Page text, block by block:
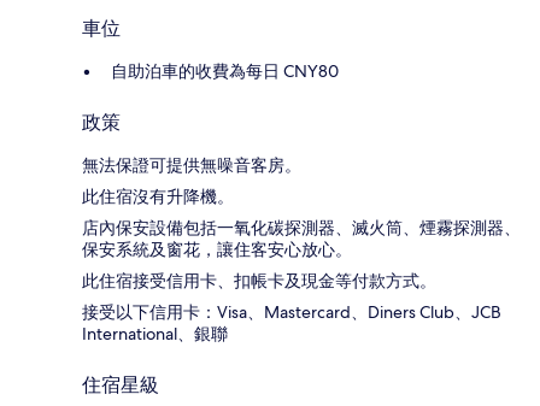
車位
自助泊車的收費為每日 CNY80
政策
無法保證可提供無噪音客房。
此住宿沒有升降機。
店內保安設備包括一氧化碳探測器、滅火筒、煙霧探測器、
保安系統及窗花，讓住客安心放心。
此住宿接受信用卡、扣帳卡及現金等付款方式。
接受以下信用卡：Visa、Mastercard、Diners Club、JCB
International、銀聯
住宿星級